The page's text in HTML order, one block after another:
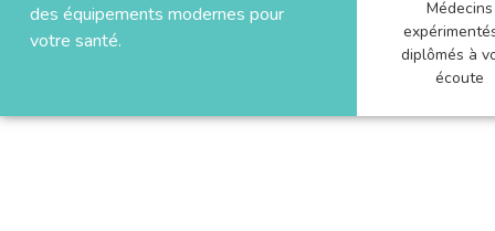
des équipements modernes pour
votre santé.
Médecins
diplômés à
écoute